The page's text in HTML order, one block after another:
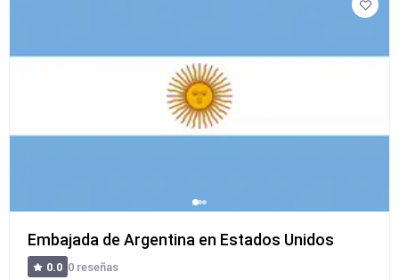
Embajada de Argentina en Estados Unidos
0.0 0 reseñas